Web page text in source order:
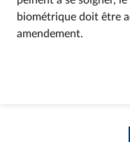
biométrique doit être
amendement.